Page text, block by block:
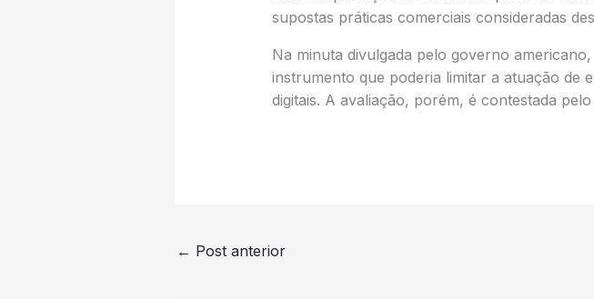
supostas práticas comerciais consideradas
Na minuta divulgada pelo governo
instrumento que poderia limitar a atuação de
digitais. A avaliação, porém, é contestada
← Post anterior